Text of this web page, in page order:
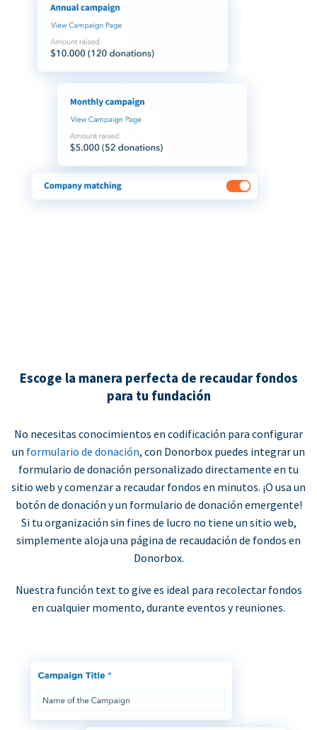
Escoge la manera perfecta de recaudar fondos
para tu fundación
No necesitas conocimientos en codificación para configurar
un formulario de donación, con Donorbox puedes integrar un
formulario de donación personalizado directamente en tu
sitio web y comenzar a recaudar fondos en minutos. ¡O usa un
botón de donación y un formulario de donación emergente!
Si tu organización sin fines de lucro no tiene un sitio web,
simplemente aloja una página de recaudación de fondos en
Donorbox.
Nuestra función text to give es ideal para recolectar fondos
en cualquier momento, durante eventos y reuniones.